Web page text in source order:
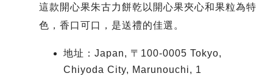
這款開心果朱古力餅乾以開心果夾心和果粒為特
色，香口可口，是送禮的佳選。
地址：Japan, 〒100-0005 Tokyo,
Chiyoda City, Marunouchi, 1